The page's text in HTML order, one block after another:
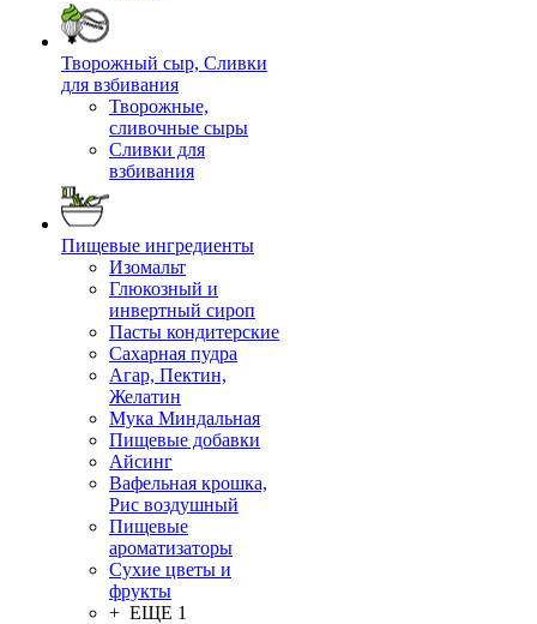
Творожный сыр, Сливки
для взбивания
Творожные,
сливочные сыры
Сливки для
взбивания
Пищевые ингредиенты
Изомальт
Глюкозный и
инвертный сироп
Пасты кондитерские
Сахарная пудра
Агар, Пектин,
Желатин
Мука Миндальная
Пищевые добавки
Айсинг
Вафельная крошка,
Рис воздушный
Пищевые
ароматизаторы
Сухие цветы и
фрукты
+ ЕЩЕ 1